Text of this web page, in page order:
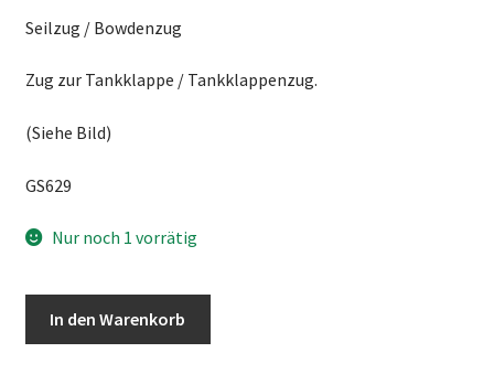
Seilzug / Bowdenzug
Zug zur Tankklappe / Tankklappenzug.
(Siehe Bild)
GS629
Nur noch 1 vorrätig
In den Warenkorb